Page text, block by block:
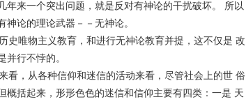
来一个突出问题，就是反对有神论的干扰破坏。 所以
论的理论武器－－无神论。
唯物主义教育，和进行无神论教育并提，这不仅是 改
行不悖的。
，从各种信仰和迷信的活动来看，尽管社会上的世 俗
括起来，形形色色的迷信和信仰主要有四类：一是 天